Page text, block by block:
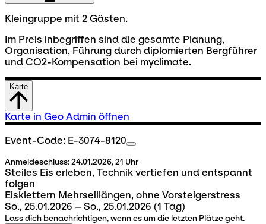
Kleingruppe mit 2 Gästen.
Im Preis inbegriffen sind die gesamte Planung,
Organisation, Führung durch diplomierten Bergführer
und CO2-Kompensation bei myclimate.
Karte
Karte in Geo Admin öffnen
Event-Code: E-3074-8120
Anmeldeschluss:24.01.2026, 21 Uhr
Steiles Eis erleben, Technik vertiefen und entspannt
folgen
Eisklettern Mehrseillängen, ohne Vorsteigerstress
So., 25.01.2026 – So., 25.01.2026 (1 Tag)
Lass dich benachrichtigen, wenn es um die letzten Plätze geht.